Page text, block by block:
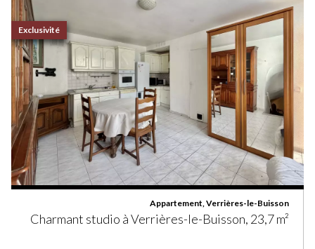
Appartement, Verrières-le-Buisson
Charmant studio à Verrières-le-Buisson, 23,7 m²
Exclusivité